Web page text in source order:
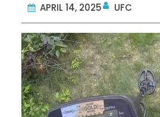
APRIL 14, 2025 UFC